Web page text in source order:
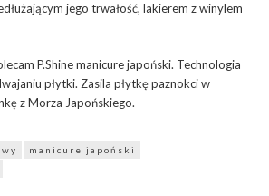
jego trwałość, lakierem z winylem
P.Shine manicure japoński. Technologia
płytki. Zasila płytkę paznokci w
z Morza Japońskiego.
manicure japoński